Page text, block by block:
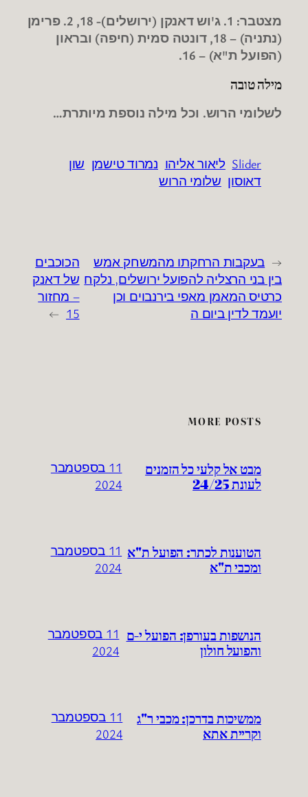
מצטבר: 1. ג'וש דאנקן (ירושלים)- 18, 2. פרימן
(נתניה) – 18, דונטה סמית (חיפה) ובראון
(הפועל ת"א) – 16.
מילה טובה
לשלומי הרוש. וכל מילה נוספת מיותרת…
Slider ליאור אליהו נמרוד טישמן שון
דאוסון שלומי הרוש
← בעקבות הרחקתו מהמשחק אמש
בין בני הרצליה להפועל ירושלים, נלקח
כרטיס המאמן מאפי בירנבוים וכן
יועמד לדין ביום ה
הכוכבים
של דאנק
– מחזור
15
→
MORE POSTS
מבט אל קלעי כל הזמנים
לעונת 24/25
11 בספטמבר
2024
הטוענות לכתר: הפועל ת"א
ומכבי ת"א
11 בספטמבר
2024
הנושפות בעורפן: הפועל י-ם
והפועל חולון
11 בספטמבר
2024
ממשיכות בדרכן: מכבי ר"ג
וקריית אתא
11 בספטמבר
2024